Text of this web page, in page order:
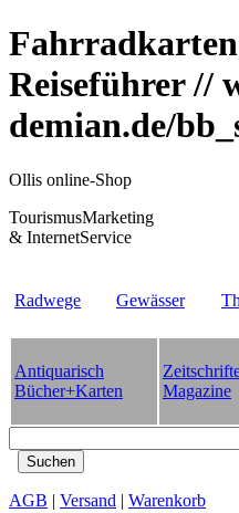
Reiseführer //
demian.de/
Ollis online-Shop
TourismusMarketing
& InternetService
Radwege Gewässer
Antiquarisch
Bücher+Karten
Magazine
AGB | Versand | Warenkorb